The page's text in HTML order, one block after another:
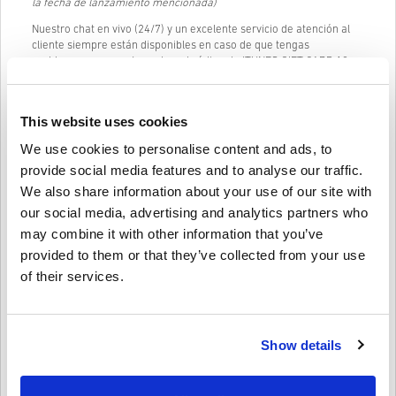
This website uses cookies
We use cookies to personalise content and ads, to
provide social media features and to analyse our traffic.
We also share information about your use of our site with
our social media, advertising and analytics partners who
may combine it with other information that you’ve
provided to them or that they’ve collected from your use
of their services.
Show details
la fecha de lanzamiento mencionada)
Nuestro chat en vivo (24/7) y un excelente servicio de atención al
cliente siempre están disponibles en caso de que tengas
problemas o preguntas sobre el código de ITUNES GIFT CARD 10
formularios engorrosos o encuestas para completar y solo
válido, por lo que el proceso de compra de ITUNES GIFT CARD 10
EUR de livecards.net es rápido y fácil.
Cómo funciona en Livecards.net
¿Nuevo en Livecards.net? Comprar códigos digitales es rápido y
fácil:
Descargo de responsabilidad
artículos en stock se entregarán instantáneamente tan
10 Opiniones